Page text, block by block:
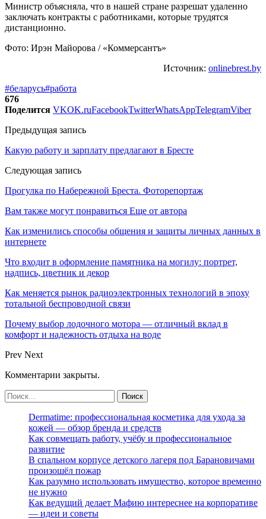
Министр объясняла, что в нашей стране разрешат удаленно
заключать контракты с работниками, которые трудятся
дистанционно.
Фото: Ирэн Майорова / «Коммерсантъ»
Источник: onlinebrest.by
#беларусь#работа
676
Поделится VKOK.ruFacebookTwitterWhatsAppTelegramViber
Предыдущая запись
Какую работу и зарплату предлагают в Бресте
Следующая запись
Прогулка по Набережной Бреста. Фоторепортаж
Вам также могут понравиться Еще от автора
Как изменились способы общения и защиты личных данных в
интернете
Что входит в оформление памятника на могилу: портрет,
надпись, цветник и декор
Как меняется рынок радиоэлектронных технологий в эпоху
тотальной беспроводной связи
Почему выбор лодочного мотора — отличный вклад в
комфорт и надежность отдыха на воде
Prev Next
Комментарии закрыты.
Dermatime: профессиональная косметика для ухода за
кожей — обзор бренда и средств
Как совмещать работу, учёбу и профессиональное
развитие
В спальном корпусе детского лагеря под Барановичами
произошёл пожар
Как разумно использовать имущество, которое временно
не нужно
Как ведущий делает Мафию интереснее на корпоративе
— идеи и советы